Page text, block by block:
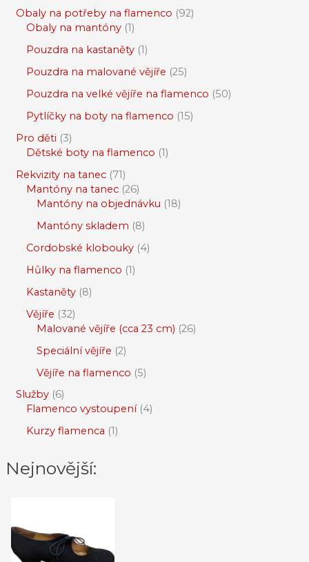
Obaly na potřeby na flamenco 92
Obaly na mantóny 1
Pouzdra na kastaněty 1
Pouzdra na malované vějíře 25
Pouzdra na velké vějíře na flamenco 50
Pytlíčky na boty na flamenco 15
Pro děti 3
Dětské boty na flamenco 1
Rekvizity na tanec 71
Mantóny na tanec 26
Mantóny na objednávku 18
Mantóny skladem 8
Cordobské klobouky 4
Hůlky na flamenco 1
Kastaněty 8
Vějíře 32
Malované vějíře (cca 23 cm) 26
Speciální vějíře 2
Vějíře na flamenco 5
Služby 6
Flamenco vystoupení 4
Kurzy flamenca 1
Nejnovější: